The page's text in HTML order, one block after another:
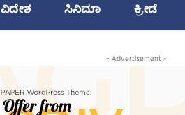
ವಿದೇಶ ಸಿನಿಮಾ ಕ್ರೀಡೆ
- Advertisement -